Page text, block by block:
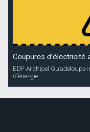
Coupures d’électricité
EDF Archipel
d’énergie...